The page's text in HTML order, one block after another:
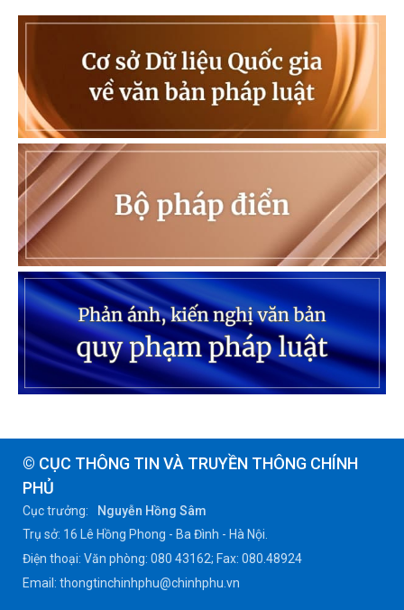
© CỤC THÔNG TIN VÀ TRUYỀN THÔNG CHÍNH
PHỦ
Cục trưởng:
Nguyễn Hồng Sâm
Trụ sở: 16 Lê Hồng Phong - Ba Đình - Hà Nội.
Điện thoại: Văn phòng: 080 43162; Fax: 080.48924
Email: thongtinchinhphu@chinhphu.vn